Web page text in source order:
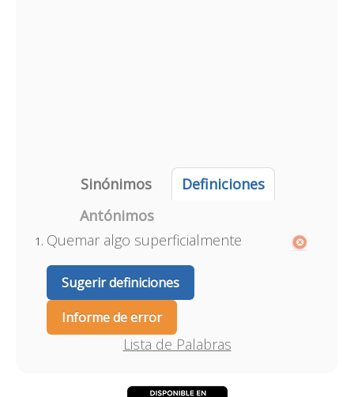
Sinónimos
Definiciones
Antónimos
Quemar algo superficialmente
Sugerir definiciones
Informe de error
Lista de Palabras